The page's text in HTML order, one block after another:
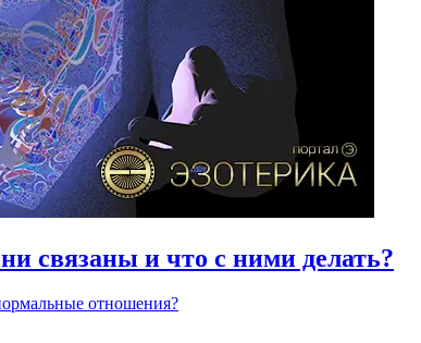
связаны и что с ними делать?